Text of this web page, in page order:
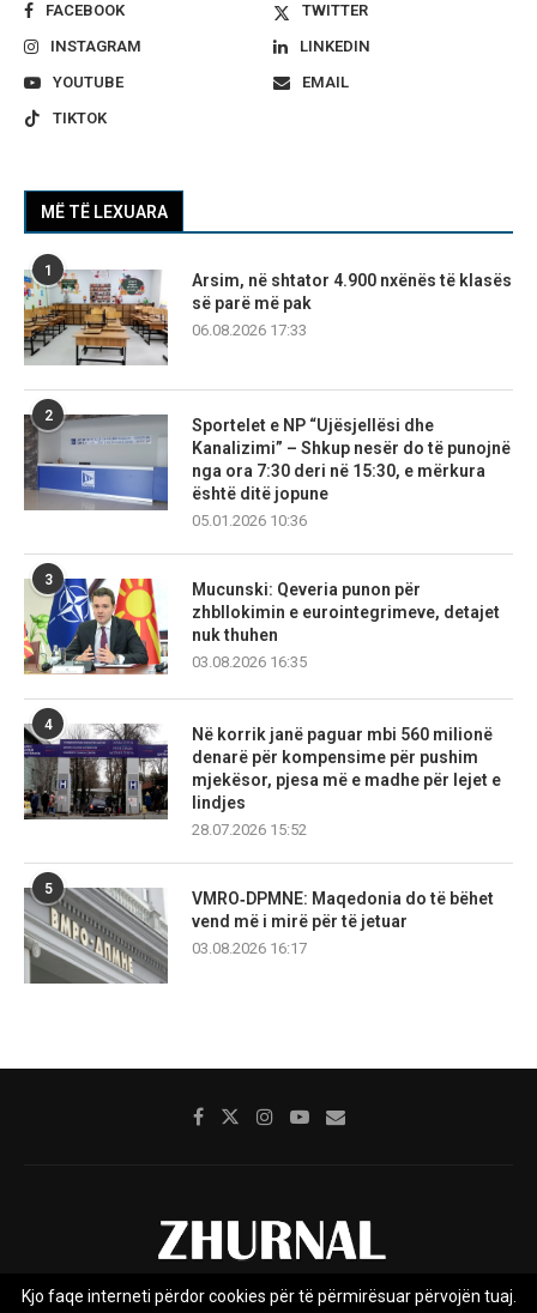
FACEBOOK
TWITTER
INSTAGRAM
LINKEDIN
YOUTUBE
EMAIL
TIKTOK
MË TË LEXUARA
1
Arsim, në shtator 4.900 nxënës të klasës
së parë më pak
06.08.2026 17:33
2
Sportelet e NP “Ujësjellësi dhe
Kanalizimi” – Shkup nesër do të punojnë
nga ora 7:30 deri në 15:30, e mërkura
është ditë jopune
05.01.2026 10:36
3
Mucunski: Qeveria punon për
zhbllokimin e eurointegrimeve, detajet
nuk thuhen
03.08.2026 16:35
4
Në korrik janë paguar mbi 560 milionë
denarë për kompensime për pushim
mjekësor, pjesa më e madhe për lejet e
lindjes
28.07.2026 15:52
5
VMRO‑DPMNE: Maqedonia do të bëhet
vend më i mirë për të jetuar
03.08.2026 16:17
Kjo faqe interneti përdor cookies për të përmirësuar përvojën tuaj.